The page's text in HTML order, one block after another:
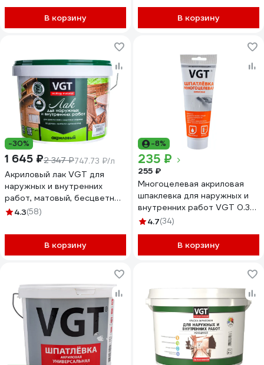
В корзину В корзину
-30%
1 645 ₽2 347 ₽747.73 ₽/л
Акриловый лак VGT для
наружных и внутренних
работ, матовый, бесцветный
2,2 кг 11601879
4.3(58)
В корзину
-8%
235 ₽
255 ₽
Многоцелевая акриловая
шпаклевка для наружных и
внутренних работ VGT 0.33
кг 11606599
4.7(34)
В корзину